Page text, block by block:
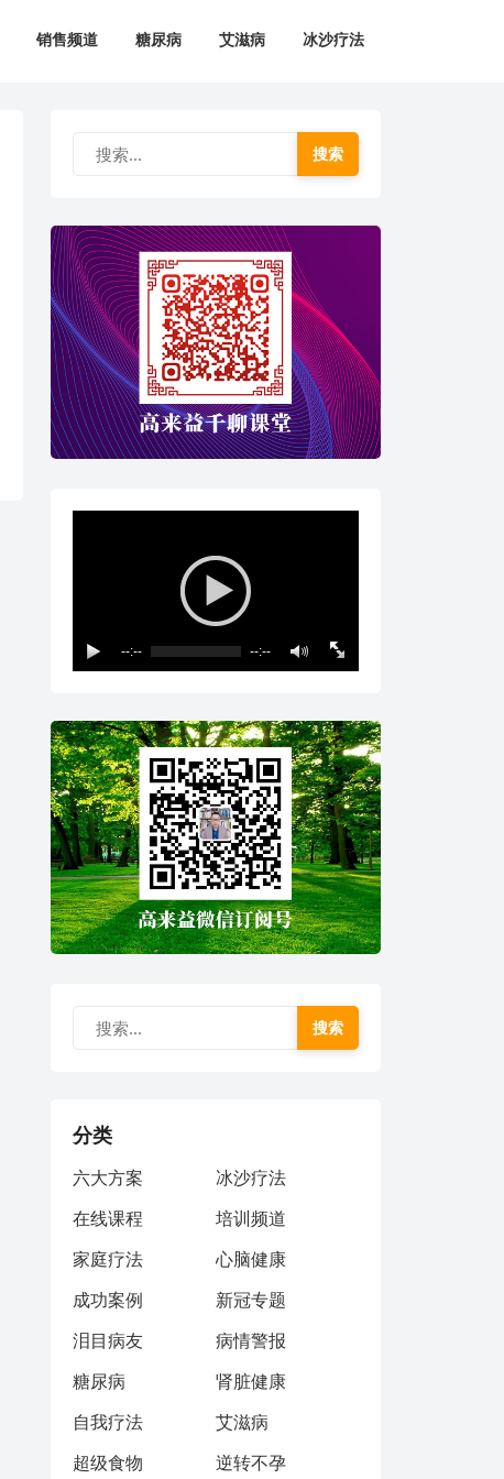
销售频道 糖尿病 艾滋病 冰沙疗法
搜索
--:-- --:--
搜索
分类
六大方案
冰沙疗法
在线课程
培训频道
家庭疗法
心脑健康
成功案例
新冠专题
泪目病友
病情警报
糖尿病
肾脏健康
自我疗法
艾滋病
超级食物
逆转不孕